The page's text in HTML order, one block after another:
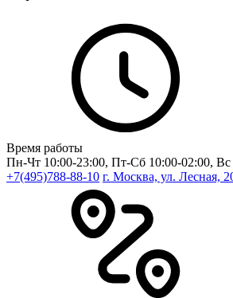
Время работы
Пн-Чт 10:00-23:00, Пт-Сб 10:00-02:00, Вс
+7(495)788-88-10 г. Москва, ул. Лесная,